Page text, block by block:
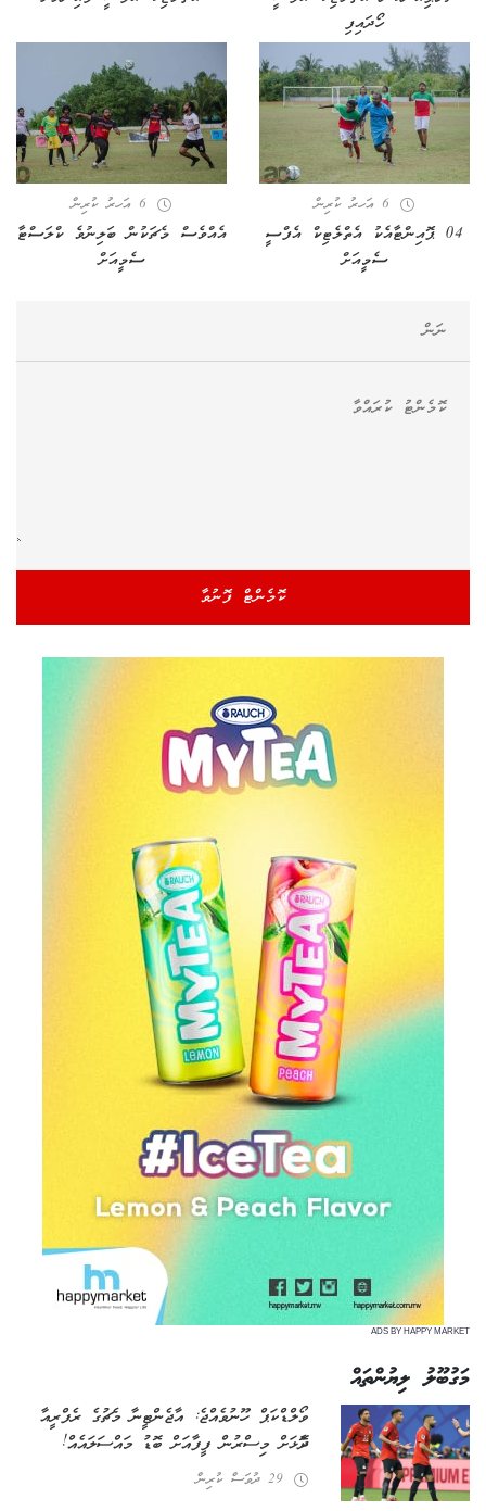
ހޯދައިފި
6 އަހރު ކުރިން
04 ޕޮއިންޓާއެކު އެތްލެޓިކް އެފްސީ
ސެމީއަށް
6 އަހރު ކުރިން
އެއްވެސް މެޗަކުން ބަލިނުވެ ކްލަސްޓާ
ސެމީއަށް
ADS BY HAPPY MARKET
މަގުބޫލު ލިޔުންތައް
ވޯލްޑް ކަޕް ހޫނުވެއްޖެ: އާޖެންޓީނާ މެޗުގެ ރެފްރީއާ
ދެކޮޅަށް މިސްރުން ފީފާއަށް ބޮޑު މައްސަލައެއް!
29 ދުވަސް ކުރިން